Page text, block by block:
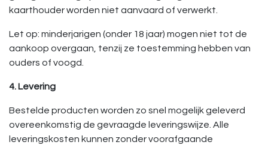
kaarthouder worden niet aanvaard of verwerkt.
Let op: minderjarigen (onder 18 jaar) mogen niet tot de
aankoop overgaan, tenzij ze toestemming hebben van
ouders of voogd.
4. Levering
Bestelde producten worden zo snel mogelijk geleverd
overeenkomstig de gevraagde leveringswijze. Alle
leveringskosten kunnen zonder voorafgaande